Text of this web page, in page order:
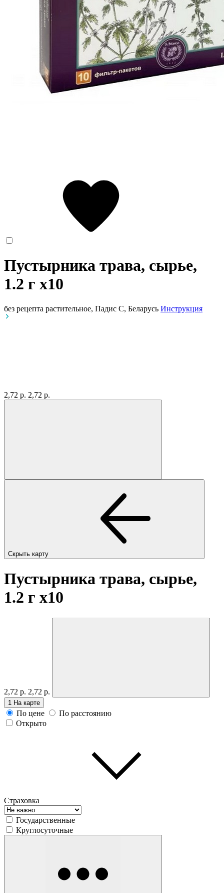
Пустырника трава, сырье,
1.2 г x10
без рецепта растительное, Падис С, Беларусь Инструкция
2,72 р. 2,72 р.
Скрыть карту
Пустырника трава, сырье,
1.2 г x10
2,72 р. 2,72 р.
1 На карте
По цене
По расстоянию
Открыто
Страховка
Государственные
Круглосуточные